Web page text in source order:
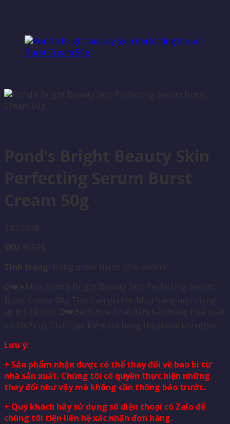
Lưu ý:
+ Sản phẩm nhận được có thể thay đổi về bao bì từ
nhà sản xuất. Chúng tôi có quyền thực hiện những
thay đổi như vậy mà không cần thông báo trước.
+ Quý khách hãy sử dụng số điện thoại có Zalo để
chúng tôi tiện liên hệ xác nhận đơn hàng.